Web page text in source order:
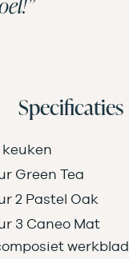
Specificaties
Green Tea
2 Pastel Oak
3 Caneo Mat
werkblad